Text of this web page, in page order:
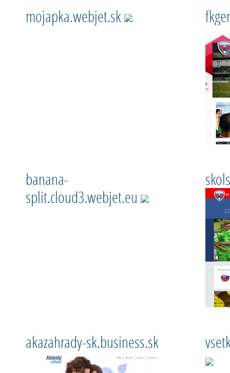
mojapka.webjet.sk
banana-
split.cloud3.webjet.eu
akazahrady-sk.business.sk